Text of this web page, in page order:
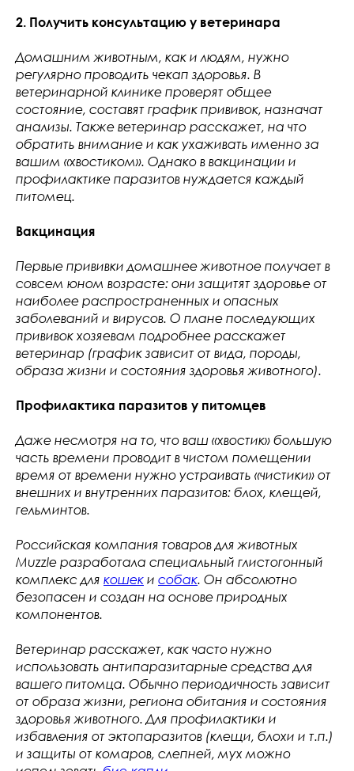
2. Получить консультацию у ветеринара
Домашним животным, как и людям, нужно
регулярно проводить чекап здоровья. В
ветеринарной клинике проверят общее
состояние, составят график прививок, назначат
анализы. Также ветеринар расскажет, на что
обратить внимание и как ухаживать именно за
вашим «хвостиком». Однако в вакцинации и
профилактике паразитов нуждается каждый
питомец.
Вакцинация
Первые прививки домашнее животное получает в
совсем юном возрасте: они защитят здоровье от
наиболее распространенных и опасных
заболеваний и вирусов. О плане последующих
прививок хозяевам подробнее расскажет
ветеринар (график зависит от вида, породы,
образа жизни и состояния здоровья животного).
Профилактика паразитов у питомцев
Даже несмотря на то, что ваш «хвостик» большую
часть времени проводит в чистом помещении
время от времени нужно устраивать «чистики» от
внешних и внутренних паразитов: блох, клещей,
гельминтов.
Российская компания товаров для животных
Muzzle разработала специальный глистогонный
комплекс для кошек и собак. Он абсолютно
безопасен и создан на основе природных
компонентов.
Ветеринар расскажет, как часто нужно
использовать антипаразитарные средства для
вашего питомца. Обычно периодичность зависит
от образа жизни, региона обитания и состояния
здоровья животного. Для профилактики и
избавления от эктопаразитов (клещи, блохи и т.п.)
и защиты от комаров, слепней, мух можно